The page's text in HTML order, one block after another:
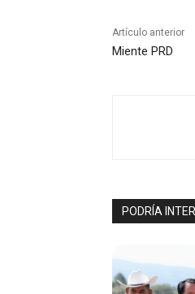
Artículo anterior
Miente PRD
PODRÍA